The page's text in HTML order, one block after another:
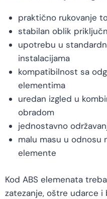
praktično rukovanje
stabilan oblik
upotrebu u
instalacijama
kompatibilnost sa
elementima
uredan izgled u
obradom
jednostavno
malu masu u odnosu
elemente
Kod ABS elemenata
zatezanje, oštre udarce